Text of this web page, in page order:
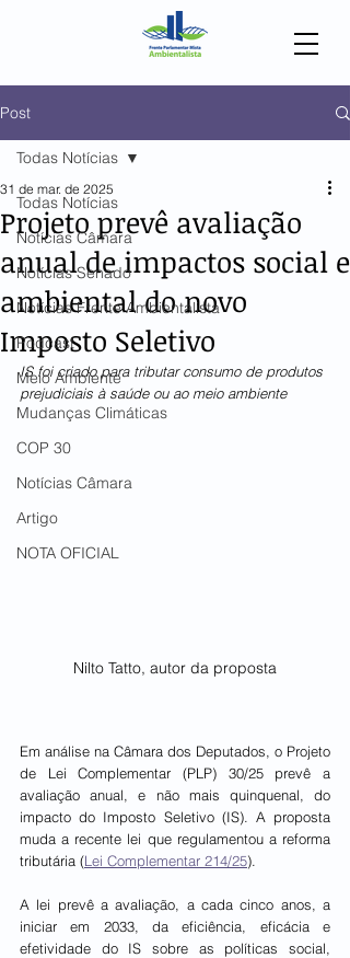
Post
Todas Notícias
Notícias Câmara
Notícias Senado
Notícias Frente Ambientalista
Podcast
Meio Ambiente
Mudanças Climáticas
COP 30
Notícias Câmara
Artigo
NOTA OFICIAL
Todas Notícias
Projeto prevê avaliação
anual de impactos social e
ambiental do novo
Imposto Seletivo
31 de mar. de 2025
IS foi criado para tributar consumo de produtos
prejudiciais à saúde ou ao meio ambiente
Nilto Tatto, autor da proposta
Em análise na Câmara dos Deputados, o Projeto
de Lei Complementar (PLP) 30/25 prevê a
avaliação anual, e não mais quinquenal, do
impacto do Imposto Seletivo (IS). A proposta
muda a recente lei que regulamentou a reforma
tributária (Lei Complementar 214/25).
A lei prevê a avaliação, a cada cinco anos, a
iniciar em 2033, da eficiência, eficácia e
efetividade do IS sobre as políticas social,